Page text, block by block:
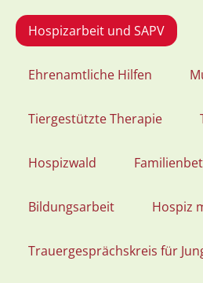
Hospizarbeit und SAPV
Ehrenamtliche Hilfen
Tiergestützte Therapie
Hospizwald
Bildungsarbeit Hospiz
Trauergesprächskreis für